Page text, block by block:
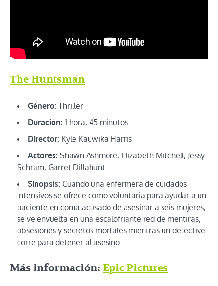
The Huntsman
Género: Thriller
Duración: 1 hora, 45 minutos
Director: Kyle Kauwika Harris
Actores: Shawn Ashmore, Elizabeth Mitchell, Jessy
Schram, Garret Dillahunt
Sinopsis: Cuando una enfermera de cuidados
intensivos se ofrece como voluntaria para ayudar a un
paciente en coma acusado de asesinar a seis mujeres,
se ve envuelta en una escalofriante red de mentiras,
obsesiones y secretos mortales mientras un detective
corre para detener al asesino.
Más información: Epic Pictures